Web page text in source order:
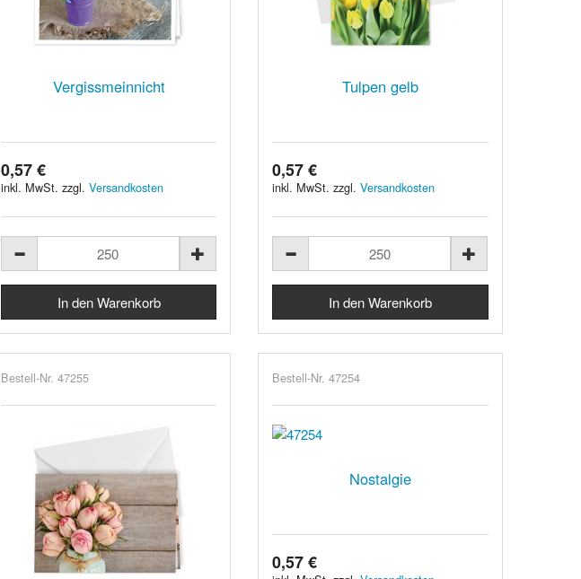
Vergissmeinnicht
0,57 €
inkl. MwSt. zzgl. Versandkosten
Tulpen gelb
0,57 €
inkl. MwSt. zzgl.Versandkosten
Bestell-Nr. 47255 Bestell-Nr. 47254
Nostalgie
0,57 €